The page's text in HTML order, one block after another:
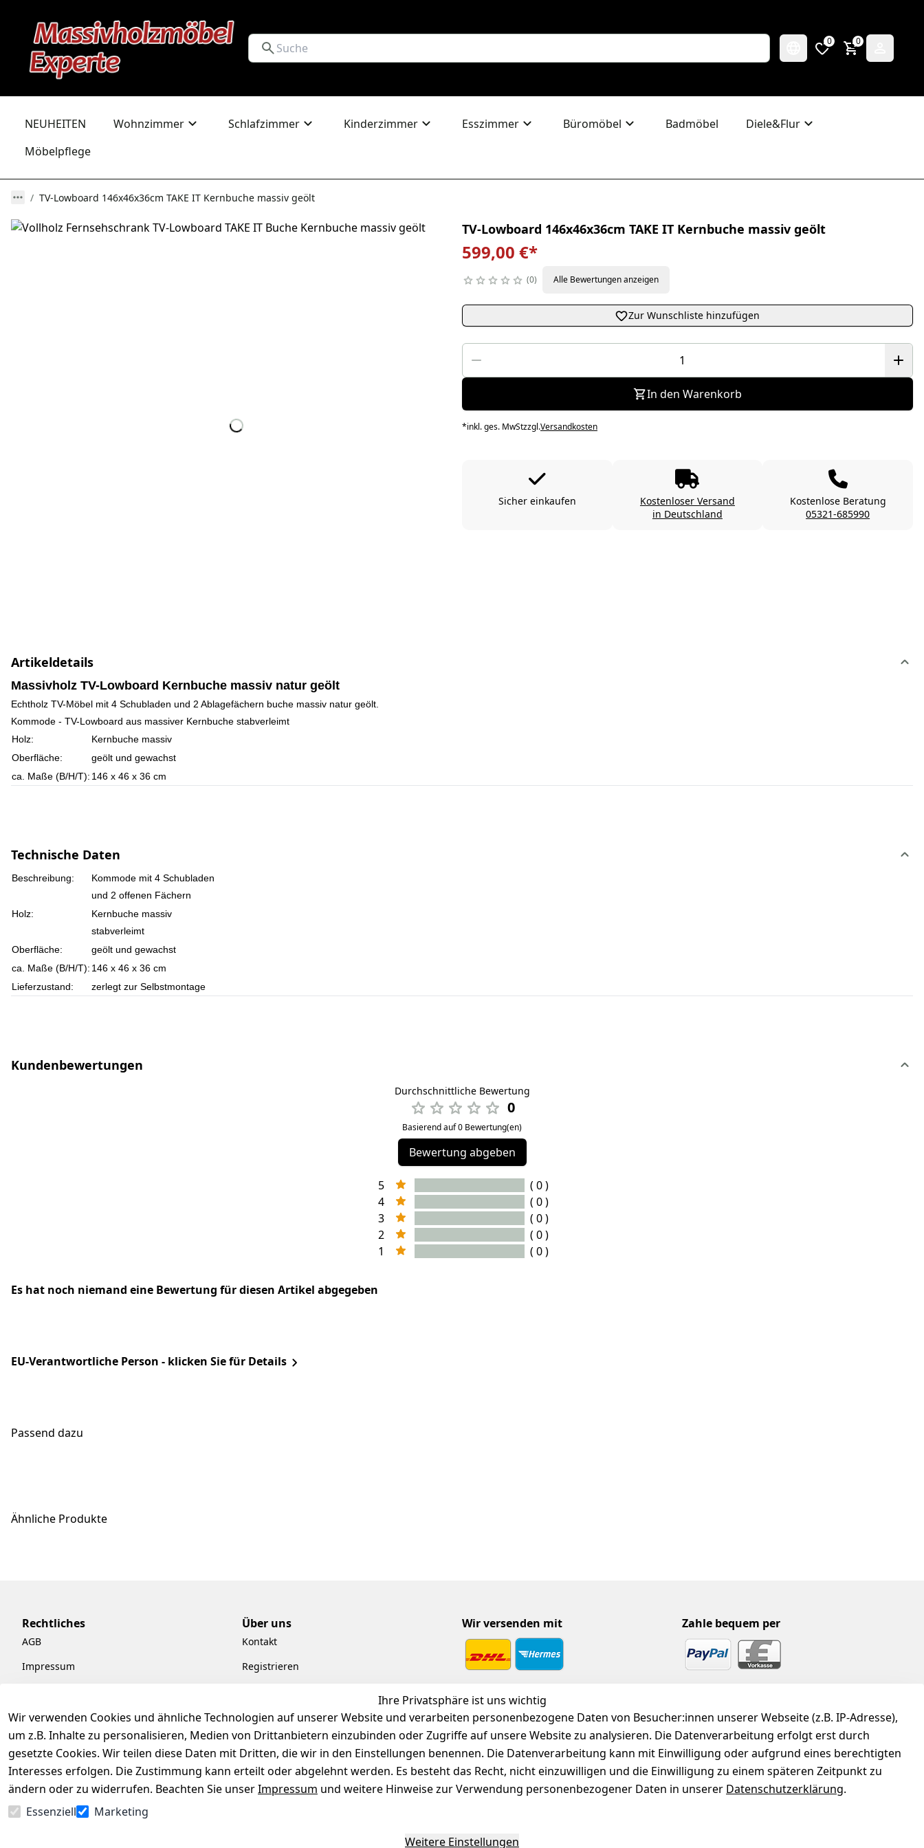
0 0
NEUHEITEN Wohnzimmer Schlafzimmer Kinderzimmer Esszimmer Büromöbel Badmöbel
Diele&Flur
Möbelpflege
TV-Lowboard 146x46x36cm TAKE IT Kernbuche massiv geölt
TV-Lowboard 146x46x36cm TAKE IT Kernbuche massiv geölt
599,00 €*
0 Alle Bewertungen anzeigen
Zur Wunschliste hinzufügen
In den Warenkorb
*inkl. ges. MwStzzgl.Versandkosten
Sicher einkaufen
Kostenloser Versand
in Deutschland
Kostenlose Beratung
05321-685990
Artikeldetails
Massivholz TV-Lowboard Kernbuche massiv natur geölt
Echtholz TV-Möbel mit 4 Schubladen und 2 Ablagefächern buche massiv natur geölt.
Kommode - TV-Lowboard aus massiver Kernbuche stabverleimt
Holz:
Kernbuche massiv
Oberfläche:
geölt und gewachst
ca. Maße (B/H/T): 146 x 46 x 36 cm
Technische Daten
Beschreibung:
Kommode mit 4 Schubladen
und 2 offenen Fächern
Holz:
Kernbuche massiv
stabverleimt
Oberfläche:
geölt und gewachst
ca. Maße (B/H/T): 146 x 46 x 36 cm
Lieferzustand:
zerlegt zur Selbstmontage
Kundenbewertungen
Durchschnittliche Bewertung
0
Basierend auf 0 Bewertung(en)
Bewertung abgeben
5
( 0 )
4
( 0 )
3
( 0 )
2
( 0 )
1
( 0 )
Es hat noch niemand eine Bewertung für diesen Artikel abgegeben
EU-Verantwortliche Person - klicken Sie für Details
Passend dazu
Ähnliche Produkte
Ihre Privatsphäre ist uns wichtig
Wir verwenden Cookies und ähnliche Technologien auf unserer Website und verarbeiten personenbezogene Daten von Besucher:innen unserer Webseite (z.B. IP-Adresse),
um z.B. Inhalte zu personalisieren, Medien von Drittanbietern einzubinden oder Zugriffe auf unsere Website zu analysieren. Die Datenverarbeitung erfolgt erst durch
gesetzte Cookies. Wir teilen diese Daten mit Dritten, die wir in den Einstellungen benennen. Die Datenverarbeitung kann mit Einwilligung oder aufgrund eines berechtigten
Interesses erfolgen. Die Zustimmung kann erteilt oder abgelehnt werden. Es besteht das Recht, nicht einzuwilligen und die Einwilligung zu einem späteren Zeitpunkt zu
ändern oder zu widerrufen. Beachten Sie unserImpressum und weitere Hinweise zur Verwendung personenbezogener Daten in unserer Datenschutzerklärung.
Essenziell
Marketing
Weitere Einstellungen
Rechtliches
AGB
Impressum
Barrierefreiheitserklärung
Widerrufsrecht
Über uns
Kontakt
Registrieren
Pflege & Kundendienst
Kiefermöbel
Hilfe
Wir versenden mit Zahle bequem per